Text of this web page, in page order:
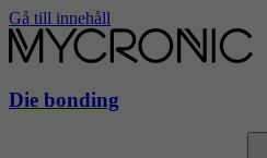
Gå till innehåll
Die bonding